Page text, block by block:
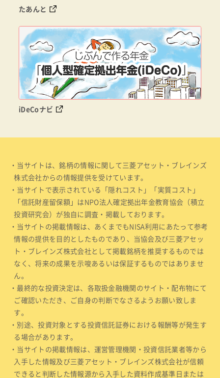
たあんと
iDeCoナビ
・当サイトは、銘柄の情報に関して三菱アセット・ブレインズ
株式会社からの情報提供を受けています。
・当サイトで表示されている「隠れコスト」「実質コスト」
「信託財産留保額」はNPO法人確定拠出年金教育協会（積立
投資研究会）が独自に調査・掲載しております。
・当サイトの掲載情報は、あくまでもNISA利用にあたって参考
情報の提供を目的としたものであり、当協会及び三菱アセッ
ト・ブレインズ株式会社として掲載銘柄を推奨するものでは
なく、将来の成果を示唆あるいは保証するものではありませ
ん。
・最終的な投資決定は、各取扱金融機関のサイト・配布物にて
ご確認いただき、ご自身の判断でなさるようお願い致しま
す。
・別途、投資対象とする投資信託証券における報酬等が発生す
る場合があります。
・当サイトの掲載情報は、運営管理機関・投資信託業者等から
入手した情報及び三菱アセット・ブレインズ株式会社が信頼
できると判断した情報源から入手した資料作成基準日または